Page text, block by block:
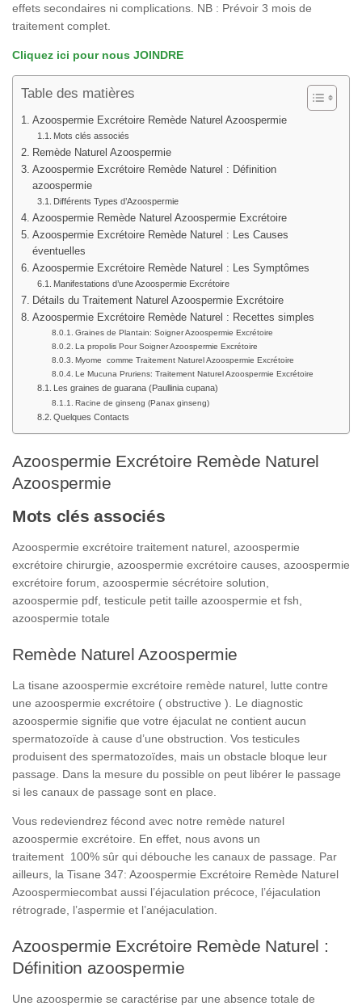
effets secondaires ni complications. NB : Prévoir 3 mois de
traitement complet.
Cliquez ici pour nous JOINDRE
Table des matières
Azoospermie Excrétoire Remède Naturel Azoospermie
Mots clés associés
Remède Naturel Azoospermie
Azoospermie Excrétoire Remède Naturel : Définition
azoospermie
Différents Types d’Azoospermie
Azoospermie Remède Naturel Azoospermie Excrétoire
Azoospermie Excrétoire Remède Naturel : Les Causes
éventuelles
Azoospermie Excrétoire Remède Naturel : Les Symptômes
Manifestations d’une Azoospermie Excrétoire
Détails du Traitement Naturel Azoospermie Excrétoire
Azoospermie Excrétoire Remède Naturel : Recettes simples
Graines de Plantain: Soigner Azoospermie Excrétoire
La propolis Pour Soigner Azoospermie Excrétoire
Myome comme Traitement Naturel Azoospermie Excrétoire
Le Mucuna Pruriens: Traitement Naturel Azoospermie Excrétoire
Les graines de guarana (Paullinia cupana)
Racine de ginseng (Panax ginseng)
Quelques Contacts
Azoospermie Excrétoire Remède Naturel
Azoospermie
Mots clés associés
Azoospermie excrétoire traitement naturel, azoospermie
excrétoire chirurgie, azoospermie excrétoire causes, azoospermie
excrétoire forum, azoospermie sécrétoire solution,
azoospermie pdf, testicule petit taille azoospermie et fsh,
azoospermie totale
Remède Naturel Azoospermie
La tisane azoospermie excrétoire remède naturel, lutte contre
une azoospermie excrétoire ( obstructive ). Le diagnostic
azoospermie signifie que votre éjaculat ne contient aucun
spermatozoïde à cause d’une obstruction. Vos testicules
produisent des spermatozoïdes, mais un obstacle bloque leur
passage. Dans la mesure du possible on peut libérer le passage
si les canaux de passage sont en place.
Vous redeviendrez fécond avec notre remède naturel
azoospermie excrétoire. En effet, nous avons un
traitement 100% sûr qui débouche les canaux de passage. Par
ailleurs, la Tisane 347: Azoospermie Excrétoire Remède Naturel
Azoospermiecombat aussi l’éjaculation précoce, l’éjaculation
rétrograde, l’aspermie et l’anéjaculation.
Azoospermie Excrétoire Remède Naturel :
Définition azoospermie
Une azoospermie se caractérise par une absence totale de